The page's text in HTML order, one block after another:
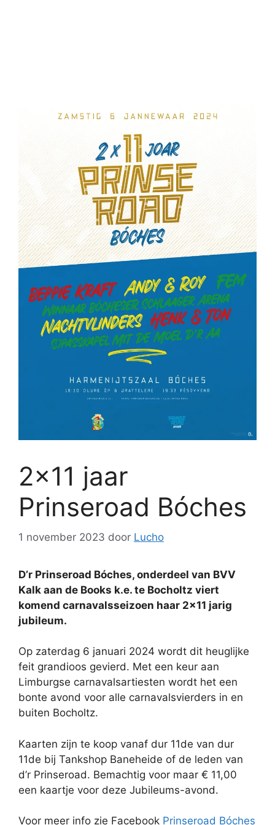
2×11 jaar
Prinseroad Bóches
1 november 2023 door Lucho
D’r Prinseroad Bóches, onderdeel van BVV
Kalk aan de Books k.e. te Bocholtz viert
komend carnavalsseizoen haar 2×11 jarig
jubileum.
Op zaterdag 6 januari 2024 wordt dit heuglijke
feit grandioos gevierd. Met een keur aan
Limburgse carnavalsartiesten wordt het een
bonte avond voor alle carnavalsvierders in en
buiten Bocholtz.
Kaarten zijn te koop vanaf dur 11de van dur
11de bij Tankshop Baneheide of de leden van
d’r Prinseroad. Bemachtig voor maar € 11,00
een kaartje voor deze Jubileums-avond.
Voor meer info zie Facebook Prinseroad Bóches